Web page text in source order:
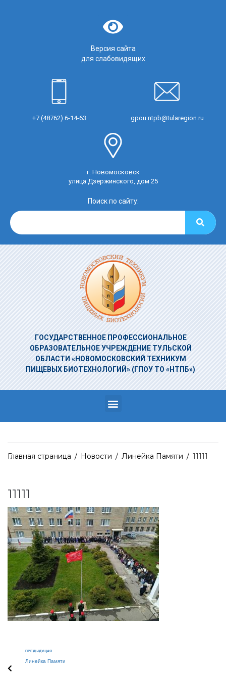
Версия сайта
для слабовидящих
+7 (48762) 6-14-63 gpou.ntpb@tularegion.ru
г. Новомосковск
улица Дзержинского, дом 25
Поиск по сайту:
ГОСУДАРСТВЕННОЕ ПРОФЕССИОНАЛЬНОЕ
ОБРАЗОВАТЕЛЬНОЕ УЧРЕЖДЕНИЕТУЛЬСКОЙ
ОБЛАСТИ «НОВОМОСКОВСКИЙ ТЕХНИКУМ
ПИЩЕВЫХ БИОТЕХНОЛОГИЙ» (ГПОУ ТО «НТПБ»)
Главная страница / Новости / Линейка Памяти / 11111
11111
ПРЕДЫДУЩАЯ
Линейка Памяти